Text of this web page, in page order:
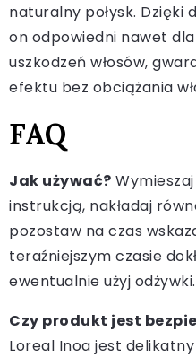
naturalny połysk. Dzięki
on odpowiedni nawet
uszkodzeń włosów,
efektu bez obciążania
FAQ
Jak używać?
instrukcją, nakładaj
pozostaw na czas
teraźniejszym czasie
ewentualnie użyj odżywki.
Czy produkt jest
Loreal Inoa jest